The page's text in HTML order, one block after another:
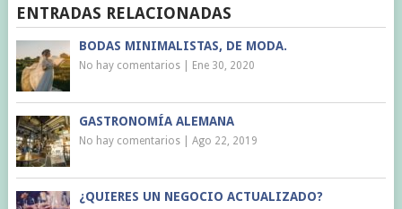
ENTRADAS RELACIONADAS
BODAS MINIMALISTAS, DE MODA.
No hay comentarios| Ene 30, 2020
GASTRONOMÍA ALEMANA
No hay comentarios| Ago 22, 2019
¿QUIERES UN NEGOCIO ACTUALIZADO?